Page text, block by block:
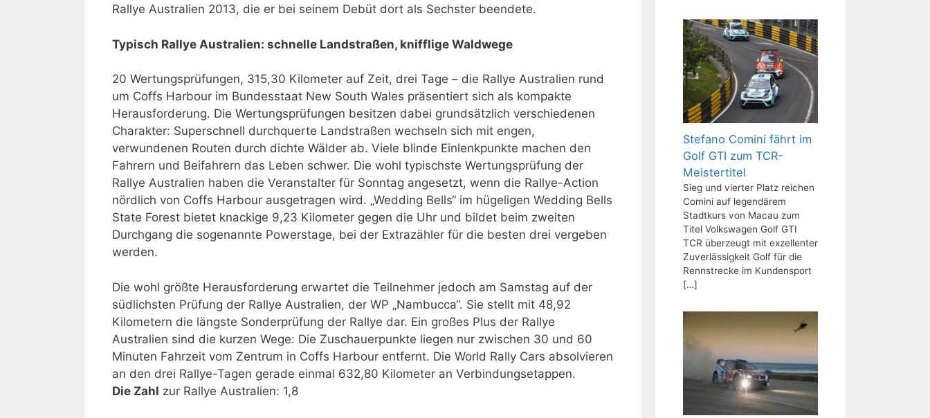
Rallye Australien 2013, die er bei seinem Debüt dort als Sechster beendete.
Typisch Rallye Australien: schnelle Landstraßen, knifflige Waldwege
20 Wertungsprüfungen, 315,30 Kilometer auf Zeit, drei Tage – die Rallye Australien rund
um Coffs Harbour im Bundesstaat New South Wales präsentiert sich als kompakte
Herausforderung. Die Wertungsprüfungen besitzen dabei grundsätzlich verschiedenen
Charakter: Superschnell durchquerte Landstraßen wechseln sich mit engen,
verwundenen Routen durch dichte Wälder ab. Viele blinde Einlenkpunkte machen den
Fahrern und Beifahrern das Leben schwer. Die wohl typischste Wertungsprüfung der
Rallye Australien haben die Veranstalter für Sonntag angesetzt, wenn die Rallye-Action
nördlich von Coffs Harbour ausgetragen wird. „Wedding Bells“ im hügeligen Wedding Bells
State Forest bietet knackige 9,23 Kilometer gegen die Uhr und bildet beim zweiten
Durchgang die sogenannte Powerstage, bei der Extrazähler für die besten drei vergeben
werden.
Die wohl größte Herausforderung erwartet die Teilnehmer jedoch am Samstag auf der
südlichsten Prüfung der Rallye Australien, der WP „Nambucca“. Sie stellt mit 48,92
Kilometern die längste Sonderprüfung der Rallye dar. Ein großes Plus der Rallye
Australien sind die kurzen Wege: Die Zuschauerpunkte liegen nur zwischen 30 und 60
Minuten Fahrzeit vom Zentrum in Coffs Harbour entfernt. Die World Rally Cars absolvieren
an den drei Rallye-Tagen gerade einmal 632,80 Kilometer an Verbindungsetappen.
Die Zahl zur Rallye Australien: 1,8
Stefano Comini fährt im
Golf GTI zum TCR-
Meistertitel
Sieg und vierter Platz reichen
Comini auf legendärem
Stadtkurs von Macau zum
Titel Volkswagen Golf GTI
TCR überzeugt mit exzellenter
Zuverlässigkeit Golf für die
Rennstrecke im Kundensport
[…]